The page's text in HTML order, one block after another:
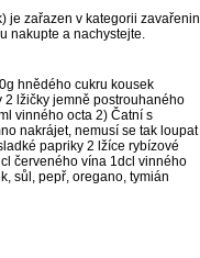
je zařazen v kategorii
nakupte a nachystejte.
hnědého cukru kousek
2 lžičky jemně postrouhaného
vinného octa 2) Čatní s
nakrájet, nemusí se tak loupat
papriky 2 lžíce rybízové
červeného vína 1dcl vinného
sůl, pepř, oregano, tymián